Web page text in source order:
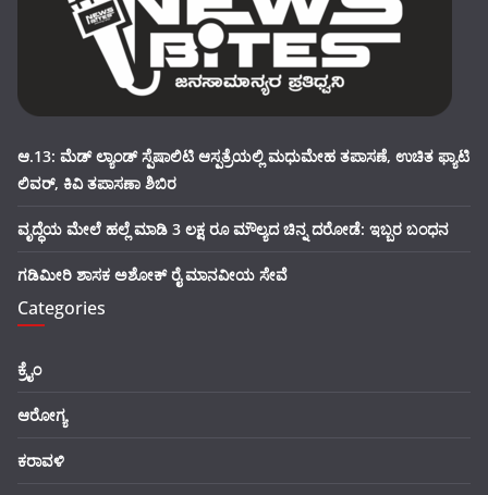
ಆ.13: ಮೆಡ್ ಲ್ಯಾಂಡ್ ಸ್ಪೆಷಾಲಿಟಿ ಆಸ್ಪತ್ರೆಯಲ್ಲಿ ಮಧುಮೇಹ ತಪಾಸಣೆ, ಉಚಿತ ಫ್ಯಾಟಿ
ಲಿವರ್, ಕಿವಿ ತಪಾಸಣಾ ಶಿಬಿರ
ವೃದ್ಧೆಯ ಮೇಲೆ ಹಲ್ಲೆ ಮಾಡಿ 3 ಲಕ್ಷ ರೂ ಮೌಲ್ಯದ ಚಿನ್ನ ದರೋಡೆ: ಇಬ್ಬರ ಬಂಧನ
ಗಡಿಮೀರಿ ಶಾಸಕ ಅಶೋಕ್ ರೈ ಮಾನವೀಯ ಸೇವೆ
Categories
ಕ್ರೈಂ
ಆರೋಗ್ಯ
ಕರಾವಳಿ